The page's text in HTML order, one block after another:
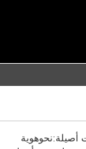
أصيلة:نحوهوية